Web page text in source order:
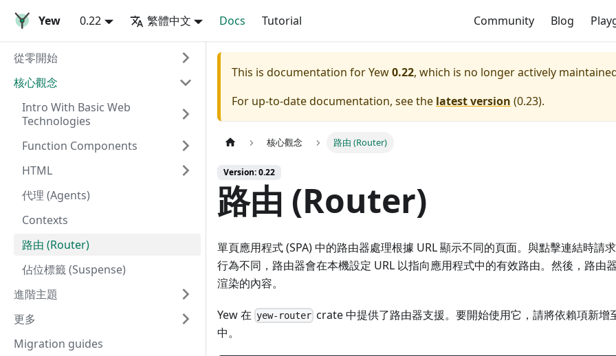
Yew 0.22 繁體中文 Docs Tutorial Community Blog
從零開始
核心觀念
Intro With Basic Web
Technologies
Function Components
HTML
代理 (Agents)
Contexts
路由 (Router)
佔位標籤 (Suspense)
進階主題
更多
Migration guides
This is documentation forYew0.22, which is no longer actively
For up-to-date documentation, see the latest version (0.23).
核心觀念 路由 (Router)
Version: 0.22
路由 (Router)
單頁應用程式 (SPA) 中的路由器處理根據 URL 顯示不同的頁面。與點擊連結時請
行為不同，路由器會在本機設定 URL 以指向應用程式中的有效路由。然後，路由
渲染的內容。
Yew 在 yew-router crate 中提供了路由器支援。要開始使用它，請將依賴項新增
中。